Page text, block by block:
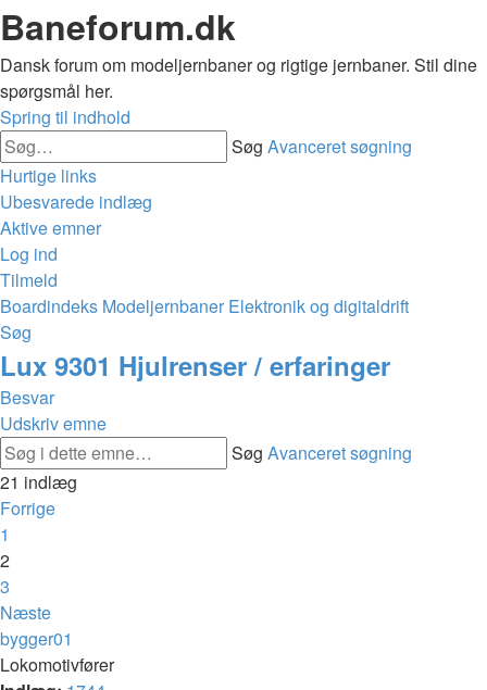
Baneforum.dk
Dansk forum om modeljernbaner og rigtige jernbaner. Stil dine
spørgsmål her.
Spring til indhold
Søg Avanceret søgning
Hurtige links
Ubesvarede indlæg
Aktive emner
Log ind
Tilmeld
Boardindeks Modeljernbaner Elektronik og digitaldrift
Søg
Lux 9301 Hjulrenser / erfaringer
Besvar
Udskriv emne
Søg Avanceret søgning
21 indlæg
Forrige
1
2
3
Næste
bygger01
Lokomotivfører